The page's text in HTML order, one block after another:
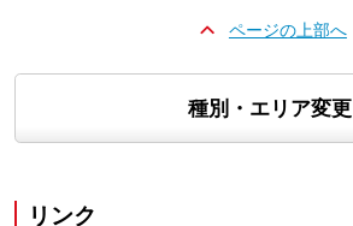
ページの上部へ
種別・エリア変更
リンク